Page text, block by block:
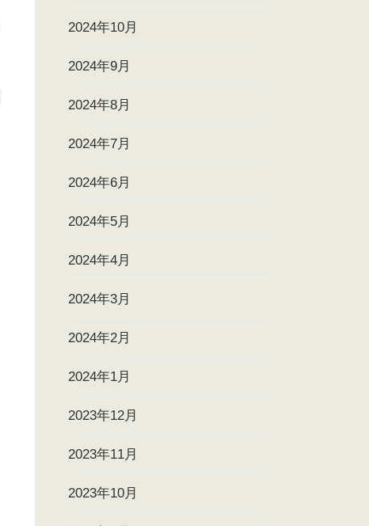
2024年10月
2024年9月
2024年8月
2024年7月
2024年6月
2024年5月
2024年4月
2024年3月
2024年2月
2024年1月
2023年12月
2023年11月
2023年10月